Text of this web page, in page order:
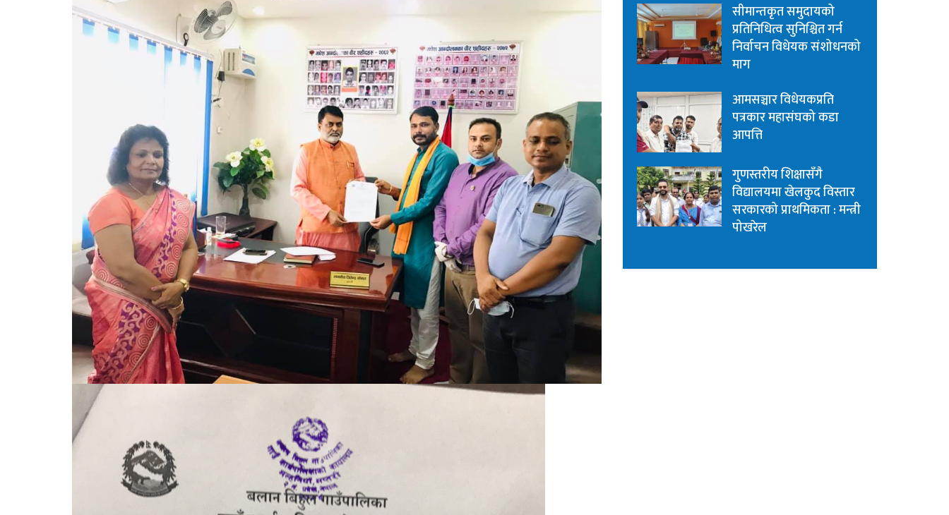
सीमान्तकृत समुदायको
प्रतिनिधित्व सुनिश्चित गर्न
निर्वाचन विधेयक संशोधनको
माग
आमसञ्चार विधेयकप्रति
पत्रकार महासंघको कडा
आपत्ति
गुणस्तरीय शिक्षासँगै
विद्यालयमा खेलकुद विस्तार
सरकारको प्राथमिकता : मन्त्री
पोखरेल